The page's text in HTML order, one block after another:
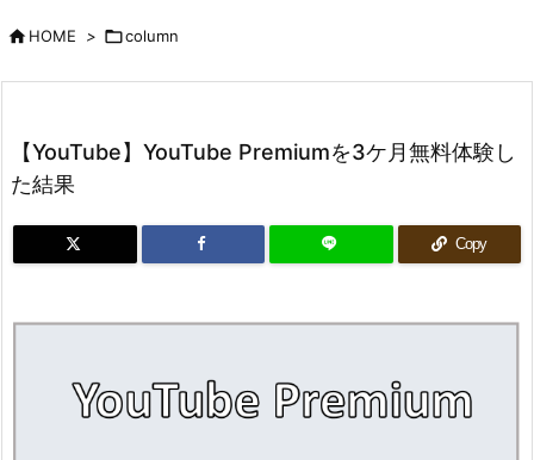
HOME > column
【YouTube】YouTube Premiumを3ケ月無料体験し
た結果
Copy